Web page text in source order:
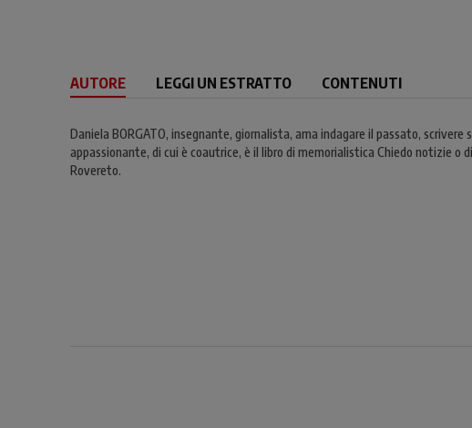
AUTORE LEGGI UN ESTRATTO CONTENUTI
Daniela BORGATO, insegnante, giornalista, ama indagare il passato,
appassionante, di cui è coautrice, è il libro di memorialistica Chiedo notizie o
Rovereto.